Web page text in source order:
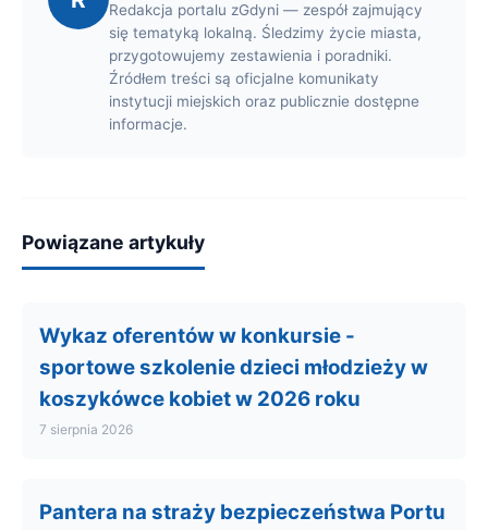
Redakcja portalu zGdyni — zespół zajmujący
się tematyką lokalną. Śledzimy życie miasta,
przygotowujemy zestawienia i poradniki.
Źródłem treści są oficjalne komunikaty
instytucji miejskich oraz publicznie dostępne
informacje.
Powiązane artykuły
Wykaz oferentów w konkursie -
sportowe szkolenie dzieci młodzieży w
koszykówce kobiet w 2026 roku
7 sierpnia 2026
Pantera na straży bezpieczeństwa Portu